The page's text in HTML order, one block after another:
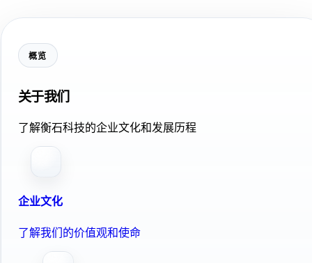
概览
关于我们
了解衡石科技的企业文化和发展历程
企业文化
了解我们的价值观和使命